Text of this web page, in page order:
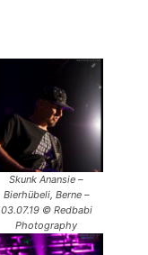
Skunk Anansie –
Bierhübeli, Berne –
03.07.19 © Redbabi
Photography